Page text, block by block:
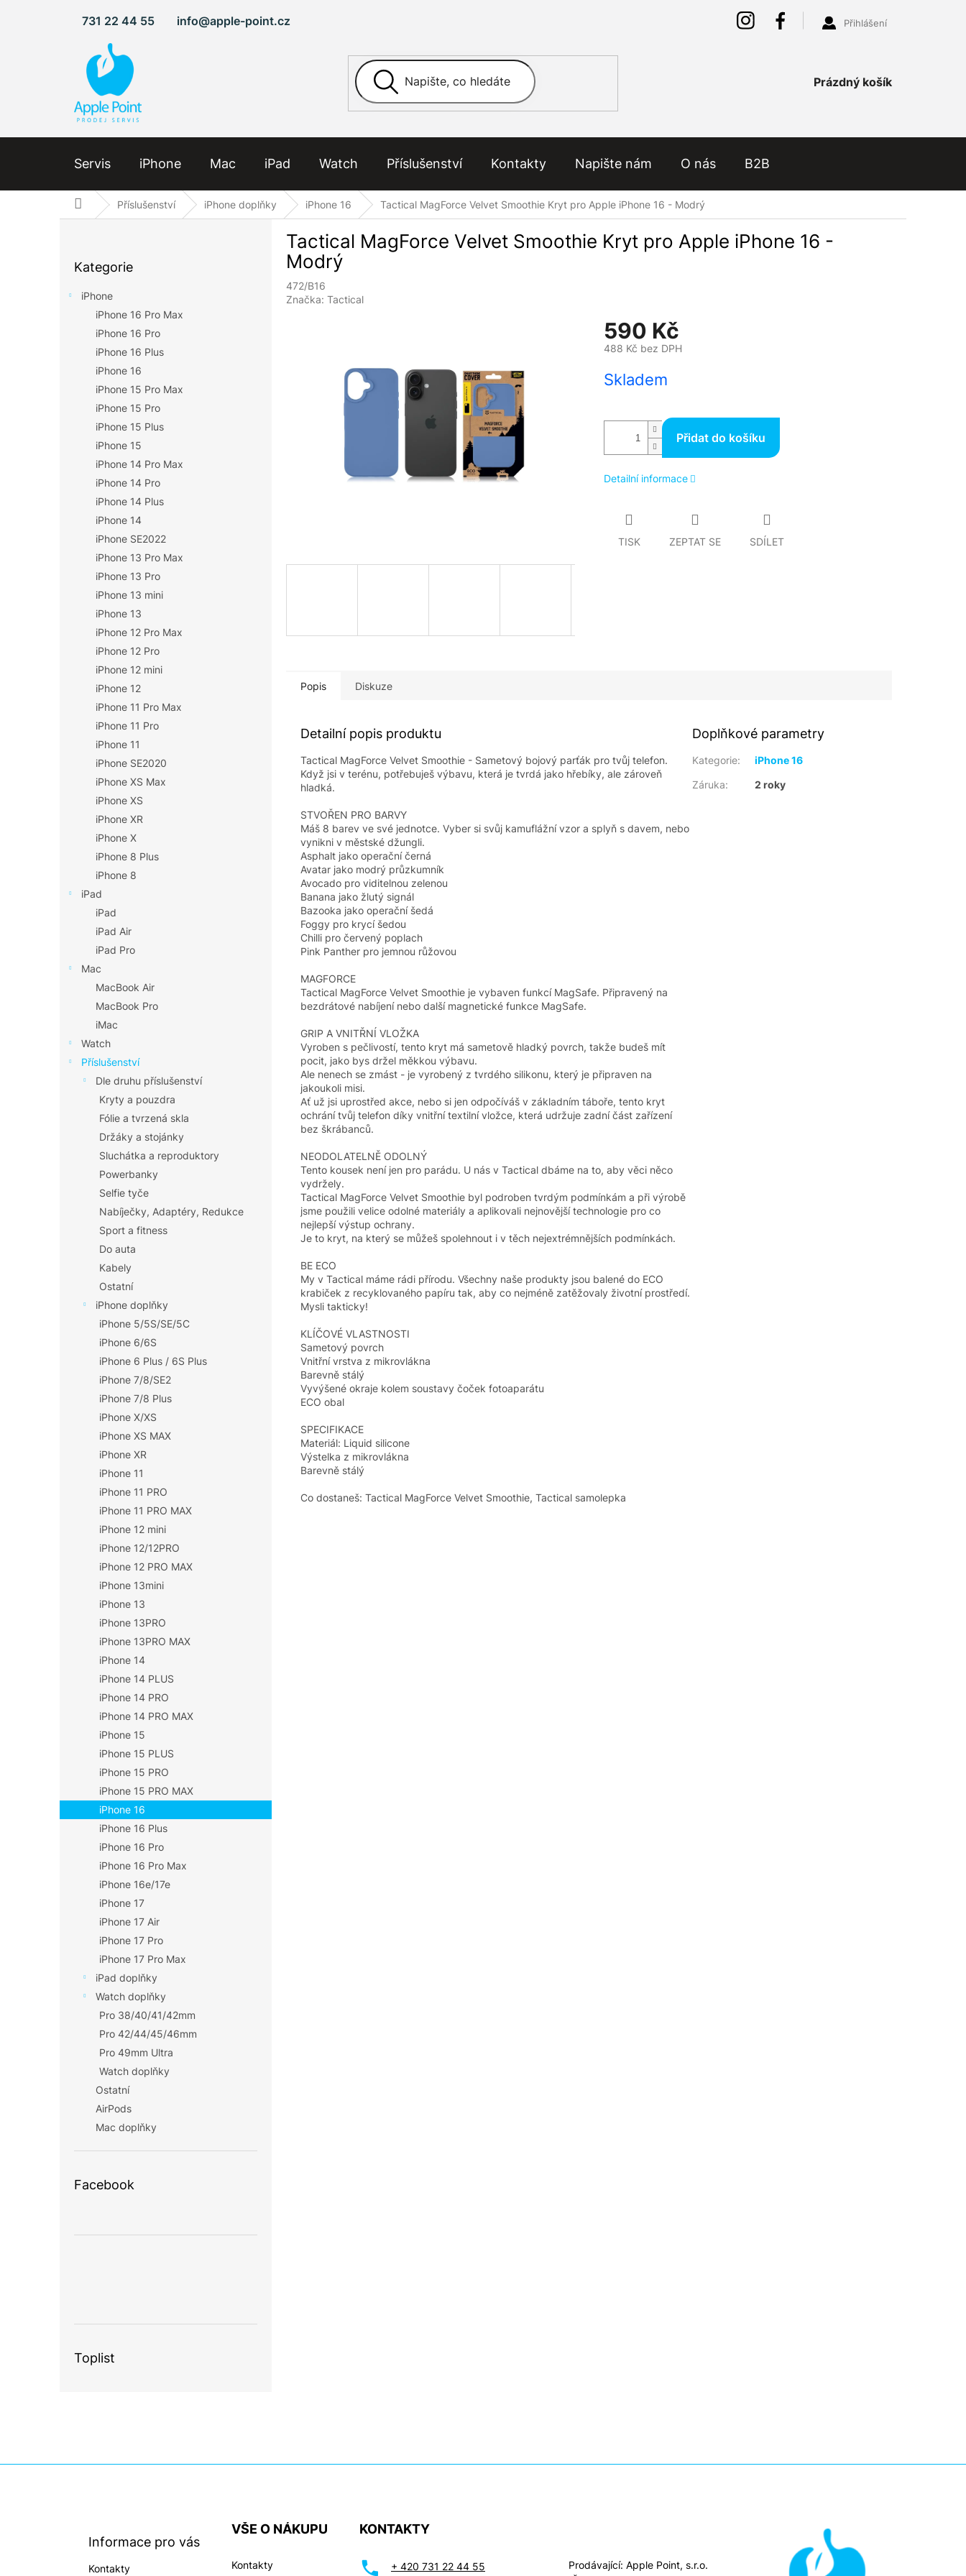
731 22 44 55 info@apple-point.cz Přihlášení
Nákupní
košík
Prázdný košík
Servis iPhone Mac iPad Watch Příslušenství Kontakty Napište nám O nás B2B
Domů Příslušenství iPhone doplňky iPhone 16 Tactical MagForce Velvet Smoothie Kryt pro Apple iPhone 16 - Modrý
kategorie
Kategorie
iPhone
iPhone 16 Pro Max
iPhone 16 Pro
iPhone 16 Plus
iPhone 16
iPhone 15 Pro Max
iPhone 15 Pro
iPhone 15 Plus
iPhone 15
iPhone 14 Pro Max
iPhone 14 Pro
iPhone 14 Plus
iPhone 14
iPhone SE2022
iPhone 13 Pro Max
iPhone 13 Pro
iPhone 13 mini
iPhone 13
iPhone 12 Pro Max
iPhone 12 Pro
iPhone 12 mini
iPhone 12
iPhone 11 Pro Max
iPhone 11 Pro
iPhone 11
iPhone SE2020
iPhone XS Max
iPhone XS
iPhone XR
iPhone X
iPhone 8 Plus
iPhone 8
iPad
iPad
iPad Air
iPad Pro
Mac
MacBook Air
MacBook Pro
iMac
Watch
Příslušenství
Dle druhu příslušenství
Kryty a pouzdra
Fólie a tvrzená skla
Držáky a stojánky
Sluchátka a reproduktory
Powerbanky
Selfie tyče
Nabíječky, Adaptéry, Redukce
Sport a fitness
Do auta
Kabely
Ostatní
iPhone doplňky
iPhone 5/5S/SE/5C
iPhone 6/6S
iPhone 6 Plus / 6S Plus
iPhone 7/8/SE2
iPhone 7/8 Plus
iPhone X/XS
iPhone XS MAX
iPhone XR
iPhone 11
iPhone 11 PRO
iPhone 11 PRO MAX
iPhone 12 mini
iPhone 12/12PRO
iPhone 12 PRO MAX
iPhone 13mini
iPhone 13
iPhone 13PRO
iPhone 13PRO MAX
iPhone 14
iPhone 14 PLUS
iPhone 14 PRO
iPhone 14 PRO MAX
iPhone 15
iPhone 15 PLUS
iPhone 15 PRO
iPhone 15 PRO MAX
iPhone 16
iPhone 16 Plus
iPhone 16 Pro
iPhone 16 Pro Max
iPhone 16e/17e
iPhone 17
iPhone 17 Air
iPhone 17 Pro
iPhone 17 Pro Max
iPad doplňky
Watch doplňky
Pro 38/40/41/42mm
Pro 42/44/45/46mm
Pro 49mm Ultra
Watch doplňky
Ostatní
AirPods
Mac doplňky
Facebook
Toplist
Tactical MagForce Velvet Smoothie Kryt pro Apple iPhone 16 -
Modrý
472/B16
Značka: Tactical
590 Kč
488 Kč bez DPH
cena:
Skladem
Přidat do košíku
Detailní informace
TISK ZEPTAT SE SDÍLET
Popis Diskuze
Detailní popis produktu
Tactical MagForce Velvet Smoothie - Sametový bojový parťák pro tvůj telefon.
Když jsi v terénu, potřebuješ výbavu, která je tvrdá jako hřebíky, ale zároveň
hladká.
STVOŘEN PRO BARVY
Máš 8 barev ve své jednotce. Vyber si svůj kamuflážní vzor a splyň s davem, nebo
vynikni v městské džungli.
Asphalt jako operační černá
Avatar jako modrý průzkumník
Avocado pro viditelnou zelenou
Banana jako žlutý signál
Bazooka jako operační šedá
Foggy pro krycí šedou
Chilli pro červený poplach
Pink Panther pro jemnou růžovou
MAGFORCE
Tactical MagForce Velvet Smoothie je vybaven funkcí MagSafe. Připravený na
bezdrátové nabíjení nebo další magnetické funkce MagSafe.
GRIP A VNITŘNÍ VLOŽKA
Vyroben s pečlivostí, tento kryt má sametově hladký povrch, takže budeš mít
pocit, jako bys držel měkkou výbavu.
Ale nenech se zmást - je vyrobený z tvrdého silikonu, který je připraven na
jakoukoli misi.
Ať už jsi uprostřed akce, nebo si jen odpočíváš v základním táboře, tento kryt
ochrání tvůj telefon díky vnitřní textilní vložce, která udržuje zadní část zařízení
bez škrábanců.
NEODOLATELNĚ ODOLNÝ
Tento kousek není jen pro parádu. U nás v Tactical dbáme na to, aby věci něco
vydržely.
Tactical MagForce Velvet Smoothie byl podroben tvrdým podmínkám a při výrobě
jsme použili velice odolné materiály a aplikovali nejnovější technologie pro co
nejlepší výstup ochrany.
Je to kryt, na který se můžeš spolehnout i v těch nejextrémnějších podmínkách.
BE ECO
My v Tactical máme rádi přírodu. Všechny naše produkty jsou balené do ECO
krabiček z recyklovaného papíru tak, aby co nejméně zatěžovaly životní prostředí.
Mysli takticky!
KLÍČOVÉ VLASTNOSTI
Sametový povrch
Vnitřní vrstva z mikrovlákna
Barevně stálý
Vyvýšené okraje kolem soustavy čoček fotoaparátu
ECO obal
SPECIFIKACE
Materiál: Liquid silicone
Výstelka z mikrovlákna
Barevně stálý
Co dostaneš: Tactical MagForce Velvet Smoothie, Tactical samolepka
Doplňkové parametry
Kategorie:
iPhone 16
Záruka: 2 roky
Informace pro vás
Kontakty
VŠE O NÁKUPU
Kontakty
KONTAKTY
+ 420 731 22 44 55
Prodávající: Apple Point, s.r.o.